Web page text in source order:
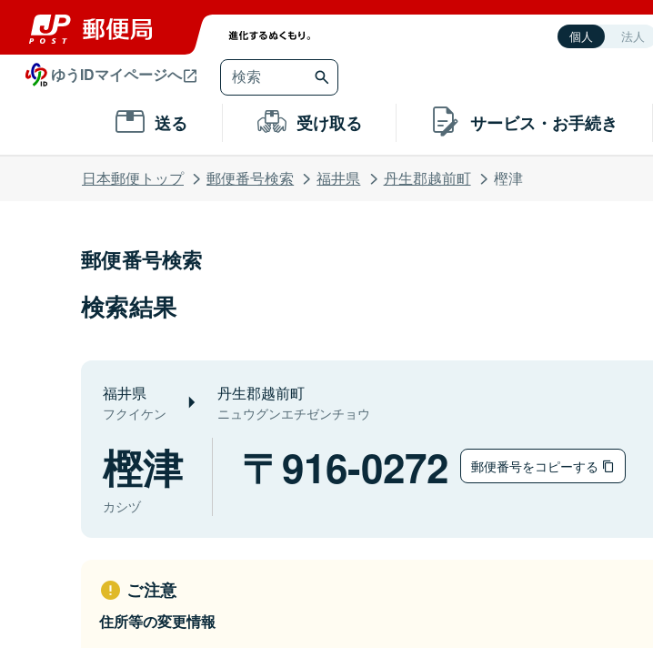
個人 法人
ゆうIDマイページへ
送る 受け取る サービス・お手続き
日本郵便トップ 郵便番号検索 福井県 丹生郡越前町 樫津
郵便番号検索
検索結果
福井県
フクイケン
丹生郡越前町
ニュウグンエチゼンチョウ
樫津
カシヅ
916-0272 郵便番号をコピーする
ご注意
住所等の変更情報